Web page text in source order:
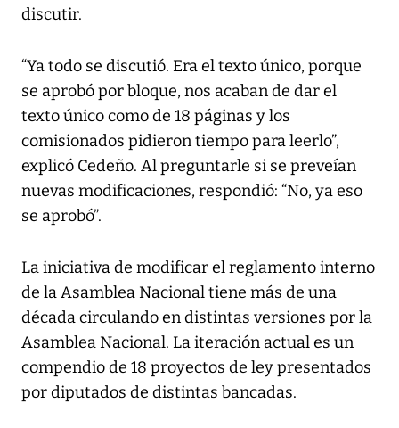
discutir.
“Ya todo se discutió. Era el texto único, porque
se aprobó por bloque, nos acaban de dar el
texto único como de 18 páginas y los
comisionados pidieron tiempo para leerlo”,
explicó Cedeño. Al preguntarle si se preveían
nuevas modificaciones, respondió: “No, ya eso
se aprobó”.
La iniciativa de modificar el reglamento interno
de la Asamblea Nacional tiene más de una
década circulando en distintas versiones por la
Asamblea Nacional. La iteración actual es un
compendio de 18 proyectos de ley presentados
por diputados de distintas bancadas.